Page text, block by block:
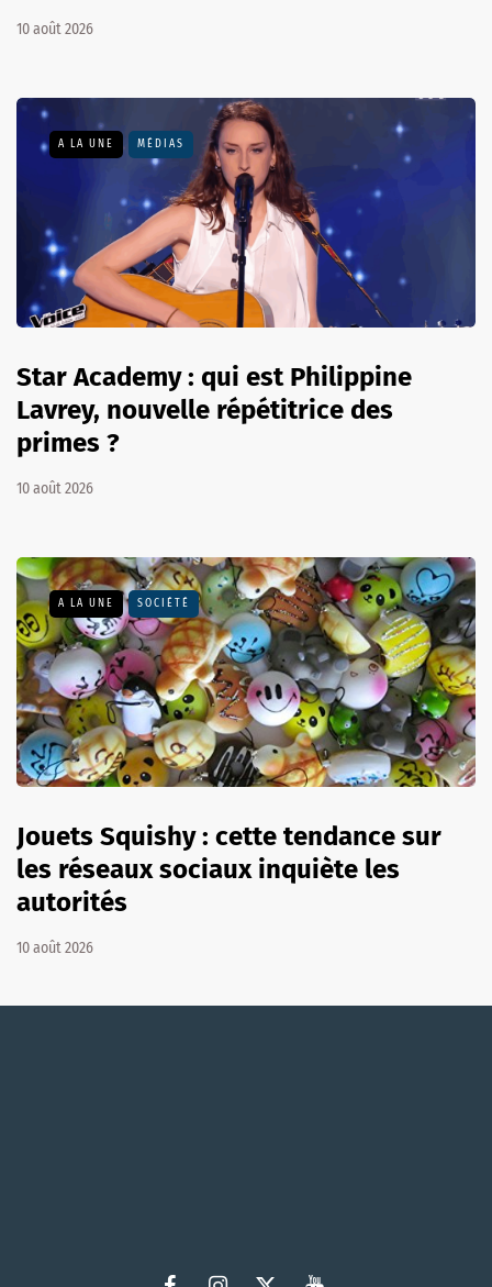
10 août 2026
A LA UNE MÉDIAS
Star Academy : qui est Philippine
Lavrey, nouvelle répétitrice des
primes ?
10 août 2026
A LA UNE SOCIÉTÉ
Jouets Squishy : cette tendance sur
les réseaux sociaux inquiète les
autorités
10 août 2026